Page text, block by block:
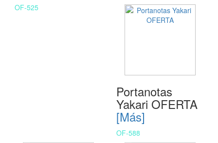
OF-525
Portanotas
Yakari OFERTA
[Más]
OF-588